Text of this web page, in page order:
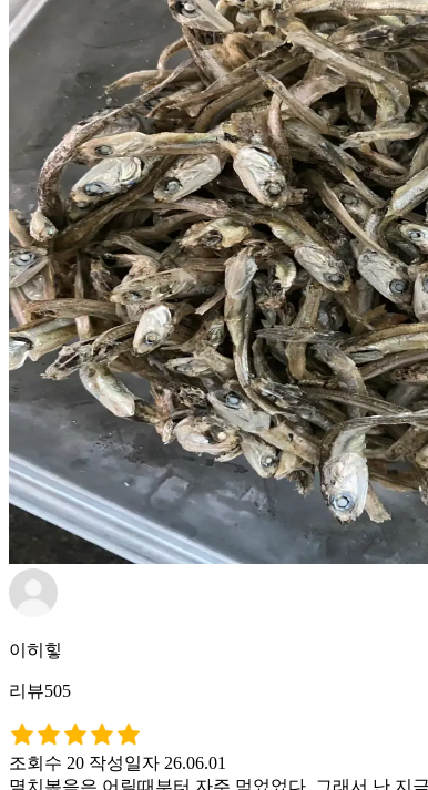
이히힣
리뷰505
조회수 20 작성일자 26.06.01
멸치볶음은 어릴때부터 자주 먹었었다. 그래서 난 지